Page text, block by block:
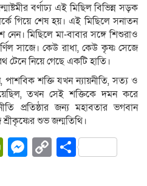
বর্ণাঢ্য এই মিছিল বিভিন্ন সড়ক
গিয়ে শেষ হয়। এই মিছিলে সনাতন
নেন। মিছিলে মা-বাবার সঙ্গে শিশুরাও
সাজে। কেউ রাধা, কেউ কৃষ্ণ সেজে
টেনে নিয়ে গেছে একটি হাতি।
পাশবিক শক্তি যখন ন্যায়নীতি, সত্য ও
তখন সেই শক্তিকে দমন করে
প্রতিষ্ঠার জন্য মহাবতার ভগবান
শুভ জন্মতিথি।
PrintFriendly
Messenger
CopyShare